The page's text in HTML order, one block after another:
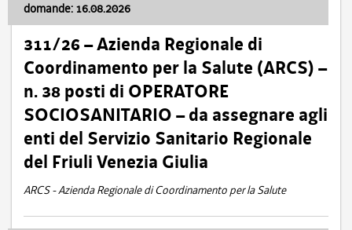
domande: 16.08.2026
311/26 – Azienda Regionale di
Coordinamento per la Salute (ARCS) –
n. 38 posti di OPERATORE
SOCIOSANITARIO – da assegnare agli
enti del Servizio Sanitario Regionale
del Friuli Venezia Giulia
ARCS - Azienda Regionale di Coordinamento per la Salute